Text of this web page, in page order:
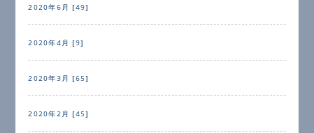
2020年6月 [49]
2020年4月 [9]
2020年3月 [65]
2020年2月 [45]